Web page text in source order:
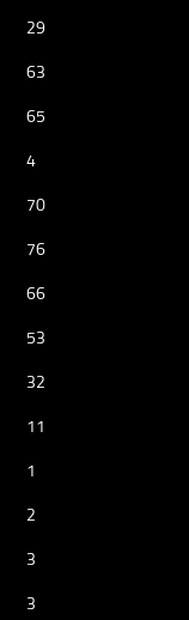
29
63
65
4
70
76
66
53
32
11
1
2
3
3